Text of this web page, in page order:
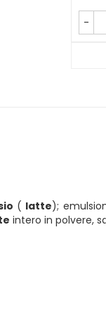
-
( latte);
intero in polvere,